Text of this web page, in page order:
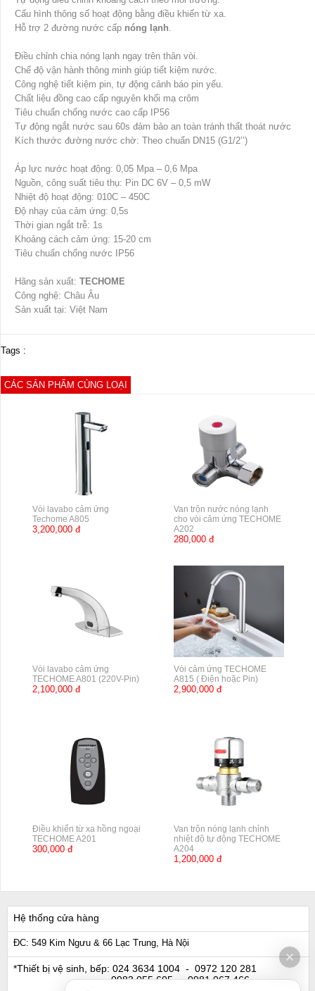
Cấu hình thông số hoạt động bằng điều khiển từ xa.
Hỗ trợ 2 đường nước cấp nóng lạnh.
Điều chỉnh chia nóng lạnh ngay trên thân vòi.
Chế độ vận hành thông minh giúp tiết kiệm nước.
Công nghệ tiết kiệm pin, tự động cảnh báo pin yếu.
Chất liệu đồng cao cấp nguyên khối mạ crôm
Tiêu chuẩn chống nước cao cấp IP56
Tự động ngắt nước sau 60s đảm bảo an toàn tránh thất thoát nước
Kích thước đường nước chờ: Theo chuẩn DN15 (G1/2’’)
Áp lực nước hoạt động: 0,05 Mpa – 0,6 Mpa
Nguồn, công suất tiêu thụ: Pin DC 6V – 0,5 mW
Nhiệt độ hoạt động: 010C – 450C
Độ nhạy của cảm ứng: 0,5s
Thời gian ngắt trễ: 1s
Khoảng cách cảm ứng: 15-20 cm
Tiêu chuẩn chống nước IP56
Hãng sản xuất: TECHOME
Công nghệ: Châu Âu
Sản xuất tại: Việt Nam
Tags :
CÁC SẢN PHẨM CÙNG LOẠI
Vòi lavabo cảm ứng
Techome A805
3,200,000 đ
Van trộn nước nóng lạnh
cho vòi cảm ứng TECHOME
A202
280,000 đ
Vòi lavabo cảm ứng
TECHOME A801 (220V-Pin)
2,100,000 đ
Vòi cảm ứng TECHOME
A815 ( Điện hoặc Pin)
2,900,000 đ
Điều khiển từ xa hồng ngoại
TECHOME A201
300,000 đ
Van trộn nóng lạnh chỉnh
nhiệt độ tự động TECHOME
A204
1,200,000 đ
Hệ thống cửa hàng
ĐC: 549 Kim Ngưu & 66 Lạc Trung, Hà Nội
*Thiết bị vệ sinh, bếp: 024 3634 1004 - 0972 120 281
0983 055 605- 0981 067 466